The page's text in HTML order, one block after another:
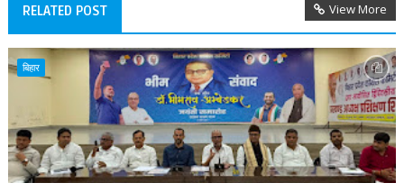
RELATED POST View More
बिहार